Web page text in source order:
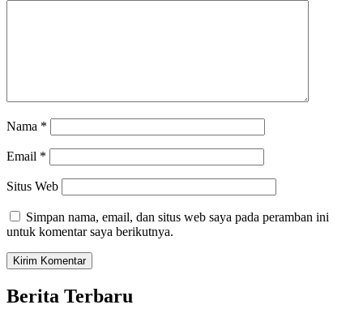
Nama *
Email *
Situs Web
Simpan nama, email, dan situs web saya pada peramban ini
untuk komentar saya berikutnya.
Berita Terbaru